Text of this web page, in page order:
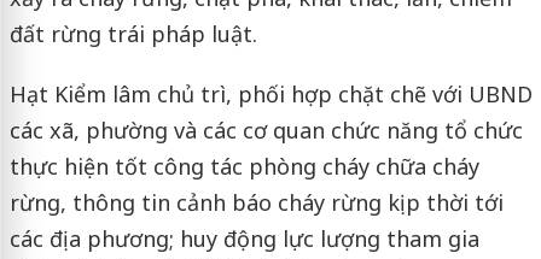
đất rừng trái pháp luật.
Hạt Kiểm lâm chủ trì, phối hợp chặt chẽ với UBND
các xã, phường và các cơ quan chức năng tổ chức
thực hiện tốt công tác phòng cháy chữa cháy
rừng, thông tin cảnh báo cháy rừng kịp thời tới
các địa phương; huy động lực lượng tham gia